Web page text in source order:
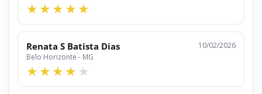
Renata S Batista Dias
Belo Horizonte - MG
10/02/2026